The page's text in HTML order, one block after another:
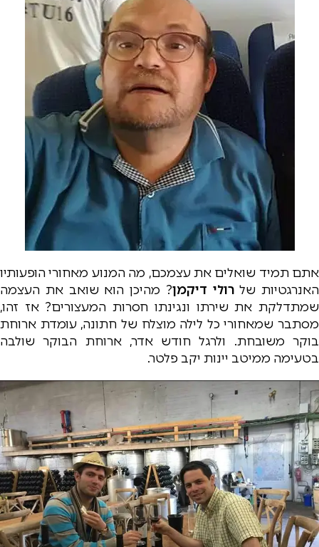
אתם תמיד שואלים את עצמכם, מה המנוע מאחורי הופעותיו
האנרגטיות שלרולי דיקמן? מהיכן הוא שואב את העצמה
שמתדלקת את שירתו ונגינתו חסרות המעצורים? אז זהו,
מסתבר שמאחורי כל לילה מוצלח של חתונה, עומדת ארוחת
בוקר משובחת. ולרגל חודש אדר, ארוחת הבוקר שולבה
בטעימה ממיטב יינות יקב פלטר.